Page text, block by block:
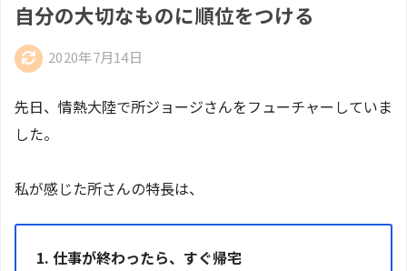
自分の大切なものに順位をつける
2020年7月14日
先日、情熱大陸で所ジョージさんをフューチャーしていま
した。
私が感じた所さんの特長は、
仕事が終わったら、すぐ帰宅